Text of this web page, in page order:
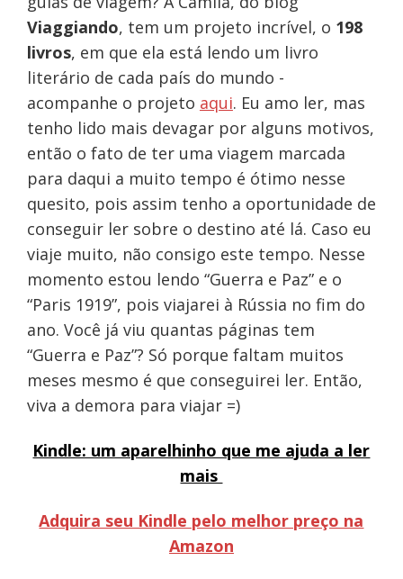
Viaggiando, tem um projeto incrível, o 198
livros, em que ela está lendo um livro
literário de cada país do mundo -
acompanhe o projeto aqui. Eu amo ler, mas
tenho lido mais devagar por alguns motivos,
então o fato de ter uma viagem marcada
para daqui a muito tempo é ótimo nesse
quesito, pois assim tenho a oportunidade de
conseguir ler sobre o destino até lá. Caso eu
viaje muito, não consigo este tempo. Nesse
momento estou lendo “Guerra e Paz” e o
“Paris 1919”, pois viajarei à Rússia no fim do
ano. Você já viu quantas páginas tem
“Guerra e Paz”? Só porque faltam muitos
meses mesmo é que conseguirei ler. Então,
viva a demora para viajar =)
Kindle: um aparelhinho que me ajuda a ler
mais
Adquira seu Kindle pelo melhor preço na
Amazon